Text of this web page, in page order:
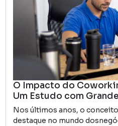
O Impacto do
Um Estudo com
Nos últimos anos, o
destaque no mundo